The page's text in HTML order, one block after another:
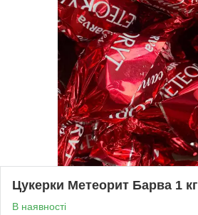
Цукерки Метеорит Барва 1 кг
В наявності